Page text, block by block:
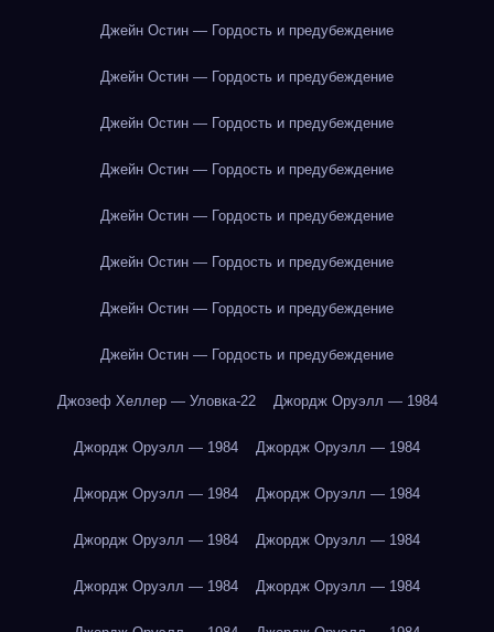
Джейн Остин — Гордость и предубеждение
Джейн Остин — Гордость и предубеждение
Джейн Остин — Гордость и предубеждение
Джейн Остин — Гордость и предубеждение
Джейн Остин — Гордость и предубеждение
Джейн Остин — Гордость и предубеждение
Джейн Остин — Гордость и предубеждение
Джейн Остин — Гордость и предубеждение
Джозеф Хеллер — Уловка-22 Джордж Оруэлл — 1984
Джордж Оруэлл — 1984 Джордж Оруэлл — 1984
Джордж Оруэлл — 1984 Джордж Оруэлл — 1984
Джордж Оруэлл — 1984 Джордж Оруэлл — 1984
Джордж Оруэлл — 1984 Джордж Оруэлл — 1984